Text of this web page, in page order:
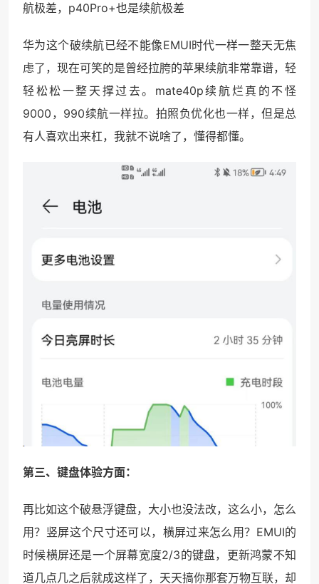
航极差，p40Pro+也是续航极差
华为这个破续航已经不能像EMUI时代一样一整天无焦
虑了，现在可笑的是曾经拉胯的苹果续航非常靠谱，轻
轻松松一整天撑过去。mate40p续航烂真的不怪
9000，990续航一样拉。拍照负优化也一样，但是总
有人喜欢出来杠，我就不说啥了，懂得都懂。
第三、键盘体验方面：
再比如这个破悬浮键盘，大小也没法改，这么小，怎么
用？竖屏这个尺寸还可以，横屏过来怎么用？EMUI的
时候横屏还是一个屏幕宽度2/3的键盘，更新鸿蒙不知
道几点几之后就成这样了，天天搞你那套万物互联，却